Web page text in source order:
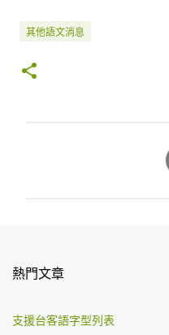
其他語文消息
熱門文章
支援台客語字型列表